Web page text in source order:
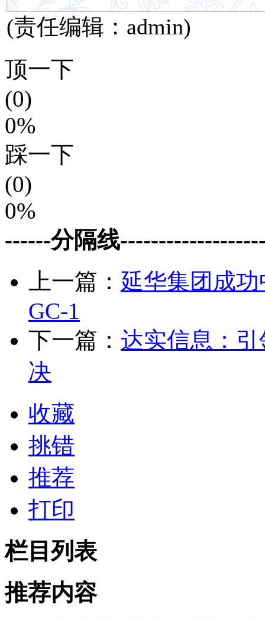
(责任编辑：admin)
顶一下
(0)
0%
踩一下
(0)
0%
------分隔线
上一篇： 延华集团成
GC-1
下一篇： 达实信息：
决
收藏
挑错
推荐
打印
栏目列表
推荐内容